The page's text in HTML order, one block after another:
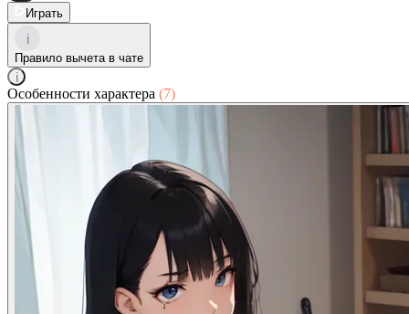
Играть
i
Правило вычета в чате
i
Особенности характера (7)